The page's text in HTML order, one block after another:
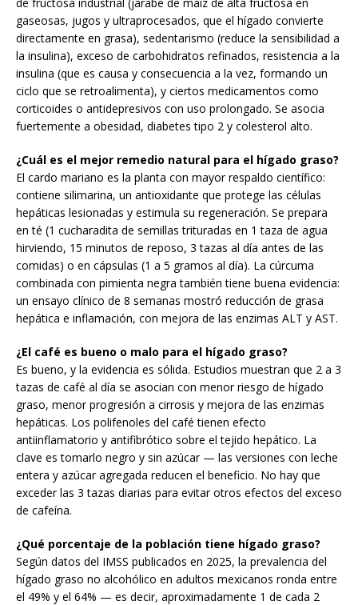
gaseosas, jugos y ultraprocesados, que el hígado convierte
directamente en grasa), sedentarismo (reduce la sensibilidad a
la insulina), exceso de carbohidratos refinados, resistencia a la
insulina (que es causa y consecuencia a la vez, formando un
ciclo que se retroalimenta), y ciertos medicamentos como
corticoides o antidepresivos con uso prolongado. Se asocia
fuertemente a obesidad, diabetes tipo 2 y colesterol alto.
¿Cuál es el mejor remedio natural para el hígado graso?
El cardo mariano es la planta con mayor respaldo científico:
contiene silimarina, un antioxidante que protege las células
hepáticas lesionadas y estimula su regeneración. Se prepara
en té (1 cucharadita de semillas trituradas en 1 taza de agua
hirviendo, 15 minutos de reposo, 3 tazas al día antes de las
comidas) o en cápsulas (1 a 5 gramos al día). La cúrcuma
combinada con pimienta negra también tiene buena evidencia:
un ensayo clínico de 8 semanas mostró reducción de grasa
hepática e inflamación, con mejora de las enzimas ALT y AST.
¿El café es bueno o malo para el hígado graso?
Es bueno, y la evidencia es sólida. Estudios muestran que 2 a 3
tazas de café al día se asocian con menor riesgo de hígado
graso, menor progresión a cirrosis y mejora de las enzimas
hepáticas. Los polifenoles del café tienen efecto
antiinflamatorio y antifibrótico sobre el tejido hepático. La
clave es tomarlo negro y sin azúcar — las versiones con leche
entera y azúcar agregada reducen el beneficio. No hay que
exceder las 3 tazas diarias para evitar otros efectos del exceso
de cafeína.
¿Qué porcentaje de la población tiene hígado graso?
Según datos del IMSS publicados en 2025, la prevalencia del
hígado graso no alcohólico en adultos mexicanos ronda entre
el 49% y el 64% — es decir, aproximadamente 1 de cada 2